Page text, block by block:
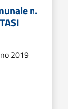
n.
2019